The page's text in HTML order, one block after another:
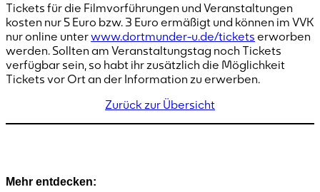
Tickets für die Filmvorführungen und Veranstaltungen
kosten nur 5 Euro bzw. 3 Euro ermäßigt und können im VVK
nur online unterwww.dortmunder-u.de/tickets erworben
werden. Sollten am Veranstaltungstag noch Tickets
verfügbar sein, so habt ihr zusätzlich die Möglichkeit
Tickets vor Ort an der Information zu erwerben.
Zurück zur Übersicht
Mehr entdecken: